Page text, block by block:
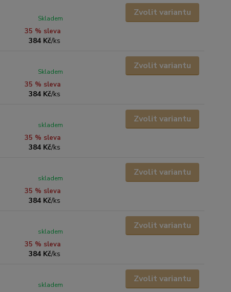
35 % sleva
384 Kč/ks
Skladem
Zvolit variantu
35 % sleva
384 Kč/ks
Skladem
Zvolit variantu
35 % sleva
384 Kč/ks
skladem
Zvolit variantu
35 % sleva
384 Kč/ks
skladem
Zvolit variantu
35 % sleva
384 Kč/ks
skladem
Zvolit variantu
skladem
Zvolit variantu